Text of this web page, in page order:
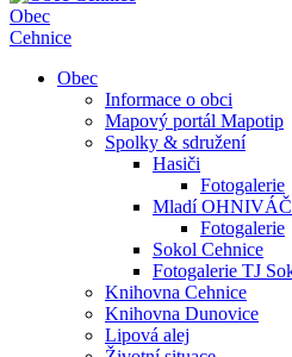
Obec
Cehnice
Obec
Informace o obci
Mapový portál Mapotip
Spolky & sdružení
Hasiči
Fotogalerie
Mladí
Fotogalerie
Sokol Cehnice
Fotogalerie TJ
Knihovna Cehnice
Knihovna Dunovice
Lipová alej